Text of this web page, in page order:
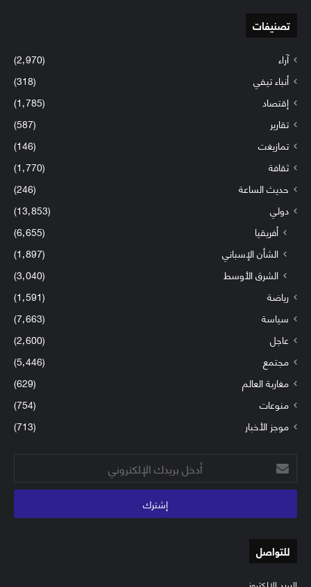
تصنيفات
آراء
(2٬970)
أنباء تيفي
(318)
إقتصاد
(1٬785)
تقارير
(587)
تمازيغت
(146)
ثقافة
(1٬770)
حديث الساعة
(246)
دولي
(13٬853)
أفريقيا
(6٬655)
الشأن الإسباني
(1٬897)
الشرق الأوسط
(3٬040)
رياضة
(1٬591)
سياسة
(7٬663)
عاجل
(2٬600)
مجتمع
(5٬446)
مغاربة العالم
(629)
منوعات
(754)
موجز الأخبار
(713)
أدخل
بريدك
الإلكتروني
للتواصل